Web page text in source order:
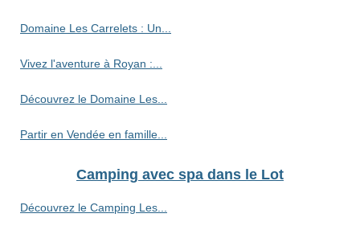
Domaine Les Carrelets : Un...
Vivez l'aventure à Royan :...
Découvrez le Domaine Les...
Partir en Vendée en famille...
Camping avec spa dans le Lot
Découvrez le Camping Les...